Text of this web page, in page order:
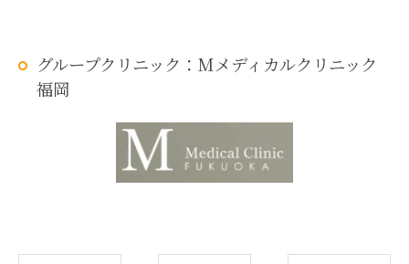
グループクリニック：Mメディカルクリニック
福岡